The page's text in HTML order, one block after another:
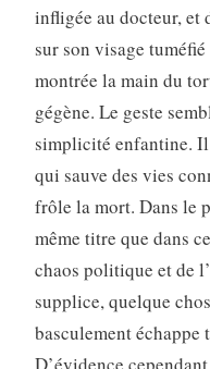
infligée au docteur, et
sur son visage
montrée la main du
gégène. Le geste
simplicité enfantine.
qui sauve des vies
frôle la mort. Dans le
même titre que dans
chaos politique et de
supplice, quelque
basculement échappe